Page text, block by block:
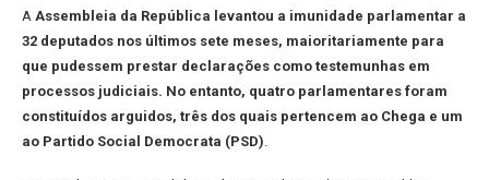
A Assembleia da República levantou a imunidade parlamentar a
32 deputados nos últimos sete meses, maioritariamente para
que pudessem prestar declarações como testemunhas em
processos judiciais. No entanto, quatro parlamentares foram
constituídos arguidos, três dos quais pertencem ao Chega e um
ao Partido Social Democrata (PSD).